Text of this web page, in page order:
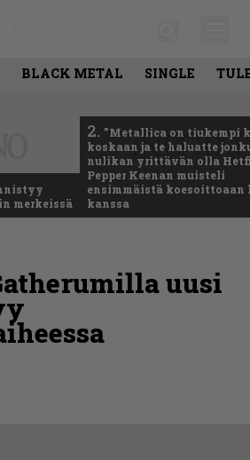
BLACK METAL SINGLE
merkeissä
2. ”Metallica on tiukempi
koskaan ja te haluatte
nulikan yrittävän olla
Pepper Keenan muisteli
ensimmäistä
kanssa
uusi